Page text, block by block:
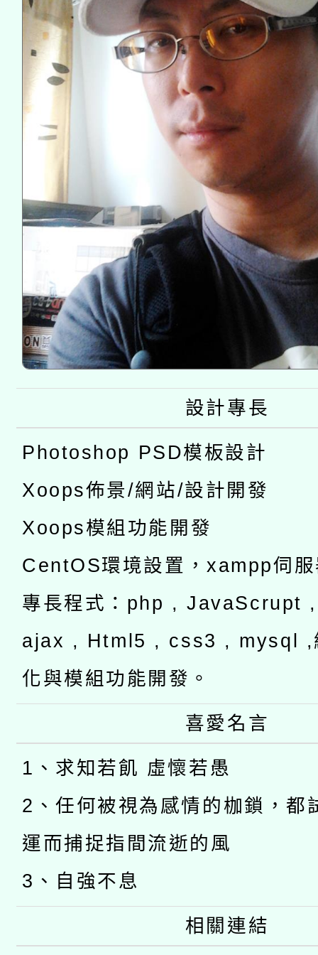
設計專長
Photoshop PSD模板設計
Xoops佈景/網站/設計開發
Xoops模組功能開發
CentOS環境設置，xampp伺
專長程式：php , JavaScrupt
ajax , Html5 , css3 , mysql ,
化與模組功能開發。
喜愛名言
1、求知若飢 虛懷若愚
2、任何被視為感情的枷鎖，都
運而捕捉指間流逝的風
3、自強不息
相關連結